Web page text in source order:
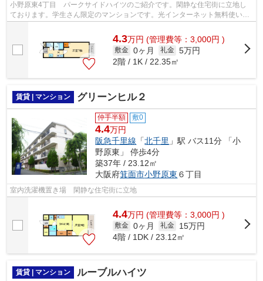
小野原東4丁目 パークサイドハイツのご紹介です。閑静な住宅街に立地し
ております。学生さん限定のマンションです。光インターネット無料使い放
4.3万円 (管理費等：3,000円 )
敷金 0ヶ月 礼金 5万円
2階 / 1K / 22.35㎡
賃貸 | マンション グリーンヒル２
仲手半額 敷0
4.4万円
阪急千里線 「北千里 」駅 バス11分 「小
野原東」 停歩4分
築37年 / 23.12㎡
大阪府箕面市小野原東 ６丁目
室内洗濯機置き場 閑静な住宅街に立地
4.4万円 (管理費等：3,000円 )
敷金 0ヶ月 礼金
15万円
4階 / 1DK / 23.12㎡
賃貸 | マンション ルーブルハイツ